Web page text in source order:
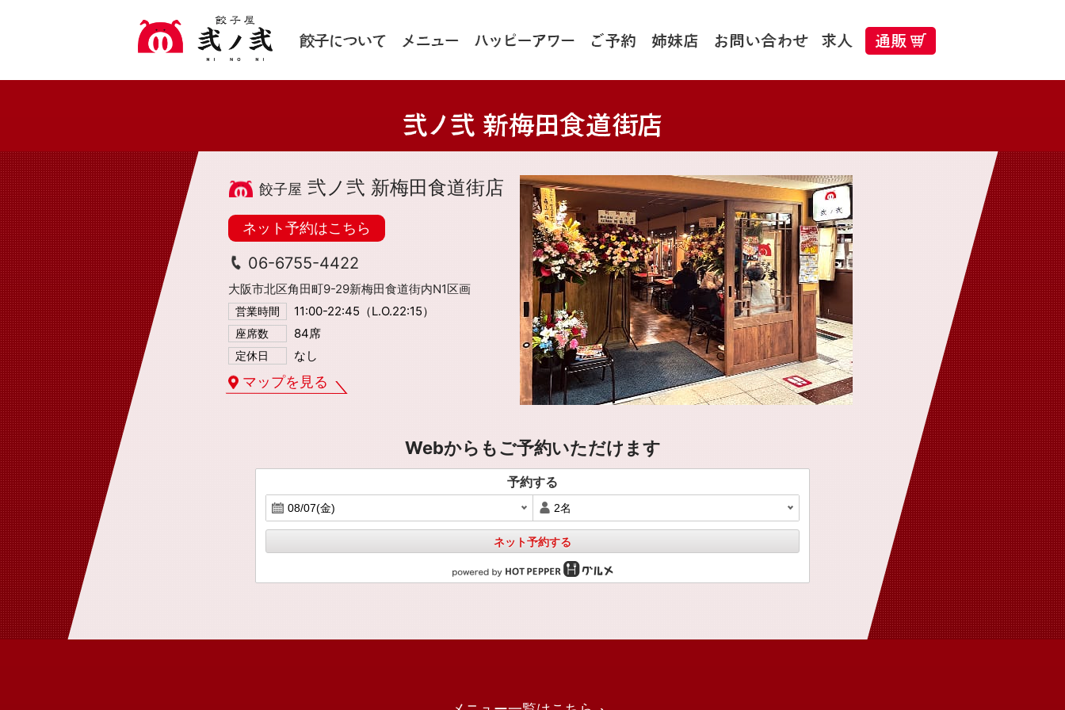
弐ノ弐 新梅田食道街店
ネット予約はこちら
06-6755-4422
大阪市北区角田町9-29新梅田食道街内N1区画
営業時間 11:00-22:45（L.O.22:15）
座席数 84席
定休日 なし
マップを見る
Webからもご予約いただけます
予約する
ネット予約する